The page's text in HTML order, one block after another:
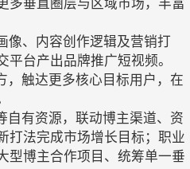
像、内容创作逻辑及营销打
台产出品牌推广短视频。
，触达更多核心目标用户，在
自有资源，联动博主渠道、资
打法完成市场增长目标；职业
型博主合作项目、统筹单一垂